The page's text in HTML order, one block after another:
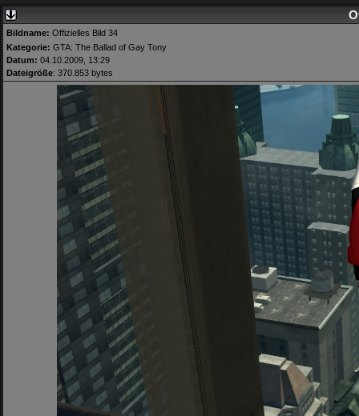
Bildname: Offizielles Bild 34
Kategorie: GTA: The Ballad of Gay Tony
Datum: 04.10.2009, 13:29
Dateigröße: 370.853 bytes